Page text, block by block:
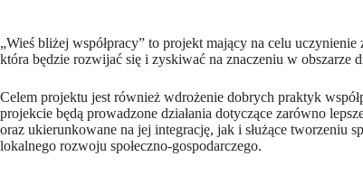
„Wieś bliżej współpracy” to projekt mający na celu
która będzie rozwijać się i zyskiwać na znaczeniu w obszarze
Celem projektu jest również wdrożenie dobrych praktyk
projekcie będą prowadzone działania dotyczące zarówno
oraz ukierunkowane na jej integrację, jak i służące tworzeniu
lokalnego rozwoju społeczno-gospodarczego.